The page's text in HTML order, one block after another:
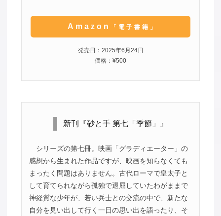
Amazon 「電子書籍」
発売日：2025年6月24日
価格：¥500
新刊『砂と手 第七「季節」』
シリーズの第七冊。映画「グラディエーター」の
感想から生まれた作品ですが、映画を知らなくても
まったく問題はありません。古代ローマで皇太子と
して育てられながら孤独で退屈していたわがままで
神経質な少年が、若い兵士との交流の中で、新たな
自分を見い出して行く一日の思い出を語ったり、そ